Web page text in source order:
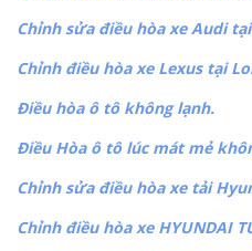
Chỉnh sửa điều hòa xe Audi
Chỉnh điều hòa xe Lexus tại
Điều hòa ô tô không lạnh.
Điều Hòa ô tô lúc mát mẻ
Chỉnh sửa điều hòa xe tải
Chỉnh điều hòa xe HYUNDAI